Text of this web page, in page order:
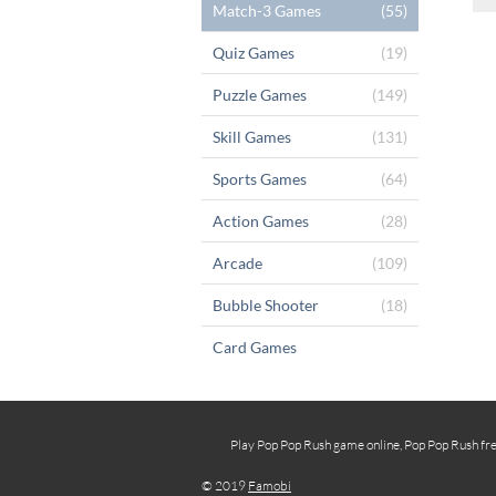
(55)
Match-3 Games
(19)
Quiz Games
(149)
Puzzle Games
(131)
Skill Games
(64)
Sports Games
(28)
Action Games
(109)
Arcade
(18)
Bubble Shooter
Card Games
Play Pop Pop Rush game online, Pop Pop
© 2019 Famobi